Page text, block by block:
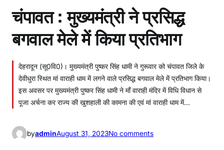
चंपावत : मुख्यमंत्री ने प्रसिद्ध
बगवाल मेले में किया प्रतिभाग
देहरादून (सू0वि0)। मुख्यमंत्री पुष्कर सिंह धामी ने गुरूवार को चंपावत जिले के
देवीधुरा स्थित मां वाराही धाम में लगने वाले प्रसिद्ध बगवाल मेले में प्रतिभाग किया।
इस अवसर पर मुख्यमंत्री पुष्कर सिंह धामी ने माँ वाराही मंदिर में विधि विधान से
पूजा अर्चना कर राज्य की खुशहाली की कामना की एवं मां वाराही धाम में…
byadminAugust 31, 2023No commentso